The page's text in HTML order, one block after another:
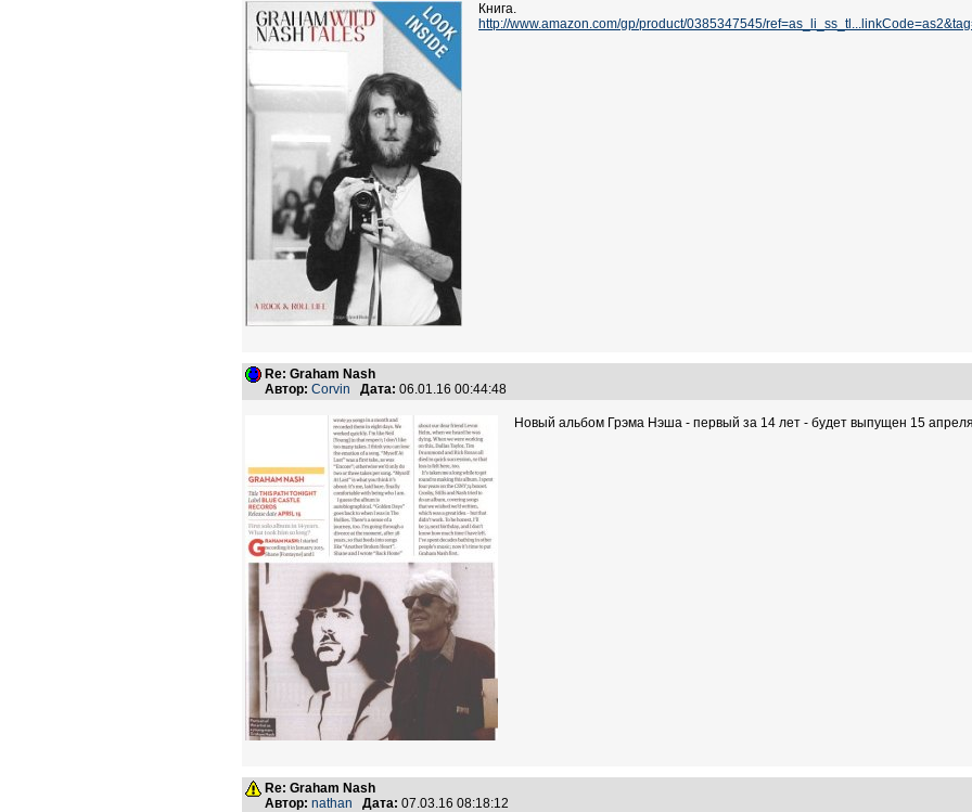
Книга.
http://www.amazon.com/gp/product/0385347545/
Re: Graham Nash
Автор: Corvin Дата: 06.01.16 00:44:48
Новый альбом Грэма Нэша - первый за 14 лет - будет выпущен 15
Re: Graham Nash
Автор: nathan Дата: 07.03.16 08:18:12